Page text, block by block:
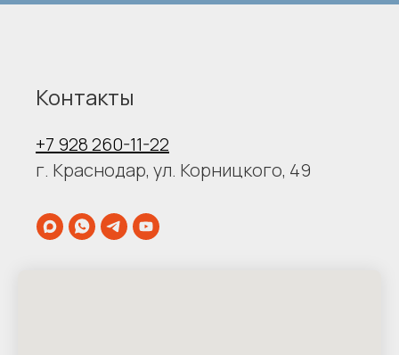
Контакты
+7 928 260-11-22
г. Краснодар, ул. Корницкого, 49